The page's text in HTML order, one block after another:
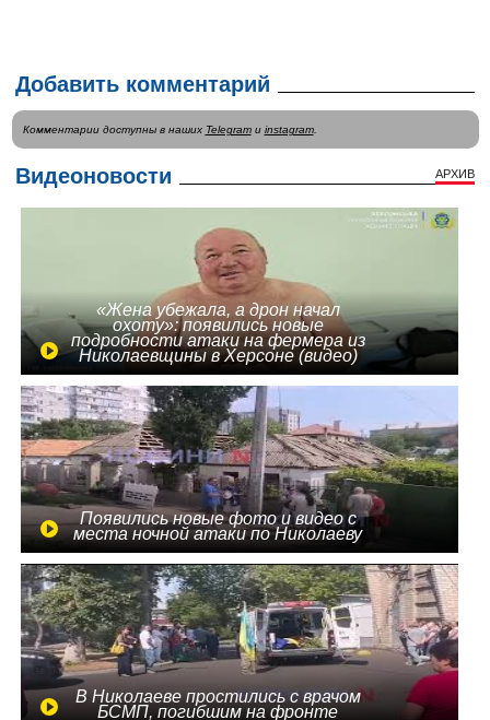
Добавить комментарий
Комментарии доступны в наших Telegramи instagram.
Видеоновости АРХИВ
«Жена убежала, а дрон начал
охоту»: появились новые
подробности атаки на фермера из
Николаевщины в Херсоне (видео)
Появились новые фото и видео с
места ночной атаки по Николаеву
В Николаеве простились с врачом
БСМП, погибшим на фронте